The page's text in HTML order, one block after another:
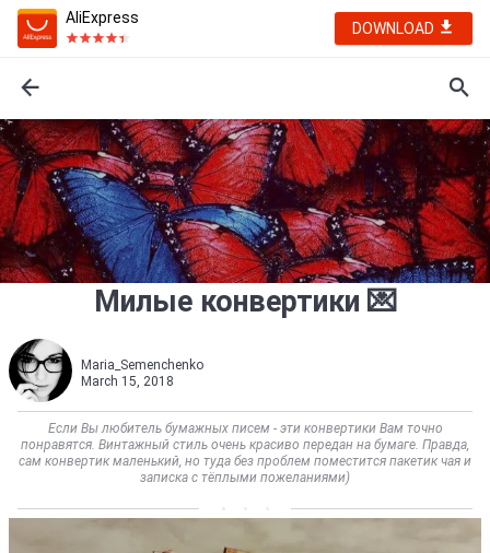
AliExpress
DOWNLOAD
Милые конвертики 💌
Maria_Semenchenko
March 15, 2018
Если Вы любитель бумажных писем - эти конвертики Вам точно
понравятся. Винтажный стиль очень красиво передан на бумаге. Правда,
сам конвертик маленький, но туда без проблем поместится пакетик чая и
записка с тёплыми пожеланиями)